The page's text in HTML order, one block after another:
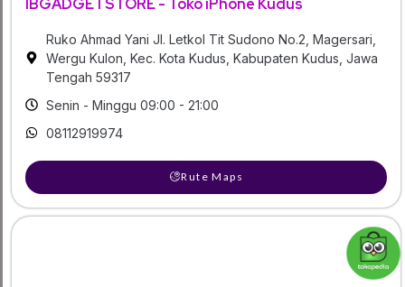
IBGADGETSTORE - Toko iPhone Kudus
Ruko Ahmad Yani Jl. Letkol Tit Sudono No.2, Magersari,
Wergu Kulon, Kec. Kota Kudus, Kabupaten Kudus, Jawa
Tengah 59317
Senin - Minggu 09:00 - 21:00
08112919974
Rute Maps